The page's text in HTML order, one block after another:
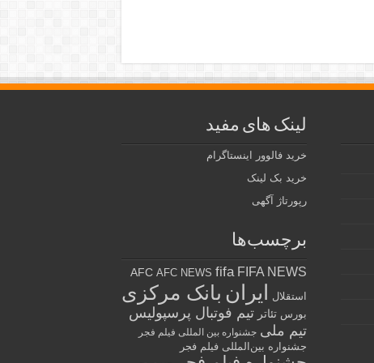
لینک های مفید
خرید فالوور اینستاگرام
خرید بک لینک
رپورتاژ آگهی
برچسب‌ها
AFC AFC NEWS fifa FIFA NEWS
استقلال ایران بانک مرکزی
بورس تئاتر تیم فوتبال پرسپولیس
تیم ملی جشنواره بین المللی فیلم فجر
جشنواره بین‌المللی فیلم فجر